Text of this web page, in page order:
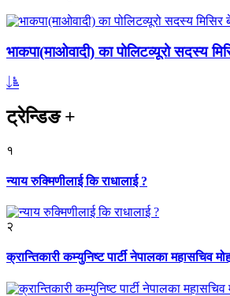
भाकपा(माओवादी) का पोलिटव्यूरो सदस्य
ट्रेन्डिङ+
१
न्याय रुक्मिणीलाई कि राधालाई ?
२
क्रान्तिकारी कम्युनिष्ट पार्टी नेपालका महासचिव